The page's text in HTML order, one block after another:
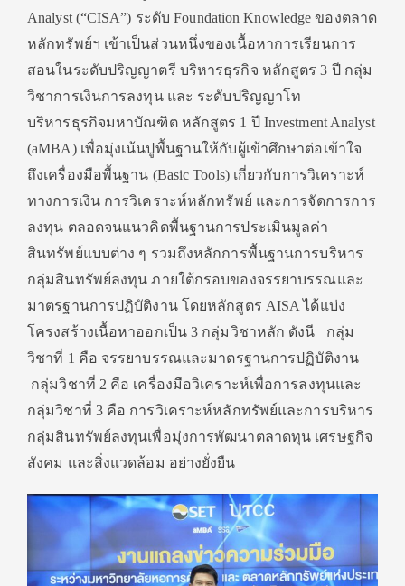
Analyst (“CISA”) ระดับ Foundation Knowledge ของตลาด
หลักทรัพย์ฯ เข้าเป็นส่วนหนึ่งของเนื้อหาการเรียนการ
สอนในระดับปริญญาตรี บริหารธุรกิจ หลักสูตร 3 ปี กลุ่ม
วิชาการเงินการลงทุน และ ระดับปริญญาโท
บริหารธุรกิจมหาบัณฑิต หลักสูตร 1 ปี Investment Analyst
(aMBA) เพื่อมุ่งเน้นปูพื้นฐานให้กับผู้เข้าศึกษาต่อเข้าใจ
ถึงเครื่องมือพื้นฐาน (Basic Tools) เกี่ยวกับการวิเคราะห์
ทางการเงิน การวิเคราะห์หลักทรัพย์ และการจัดการการ
ลงทุน ตลอดจนแนวคิดพื้นฐานการประเมินมูลค่า
สินทรัพย์แบบต่าง ๆ รวมถึงหลักการพื้นฐานการบริหาร
กลุ่มสินทรัพย์ลงทุน ภายใต้กรอบของจรรยาบรรณและ
มาตรฐานการปฏิบัติงาน โดยหลักสูตร AISA ได้แบ่ง
โครงสร้างเนื้อหาออกเป็น 3 กลุ่มวิชาหลัก ดังนี กลุ่ม
วิชาที่ 1 คือ จรรยาบรรณและมาตรฐานการปฏิบัติงาน
กลุ่มวิชาที่ 2 คือ เครื่องมือวิเคราะห์เพื่อการลงทุนและ
กลุ่มวิชาที่ 3 คือ การวิเคราะห์หลักทรัพย์และการบริหาร
กลุ่มสินทรัพย์ลงทุนเพื่อมุ่งการพัฒนาตลาดทุน เศรษฐกิจ
สังคม และสิ่งแวดล้อม อย่างยั่งยืน